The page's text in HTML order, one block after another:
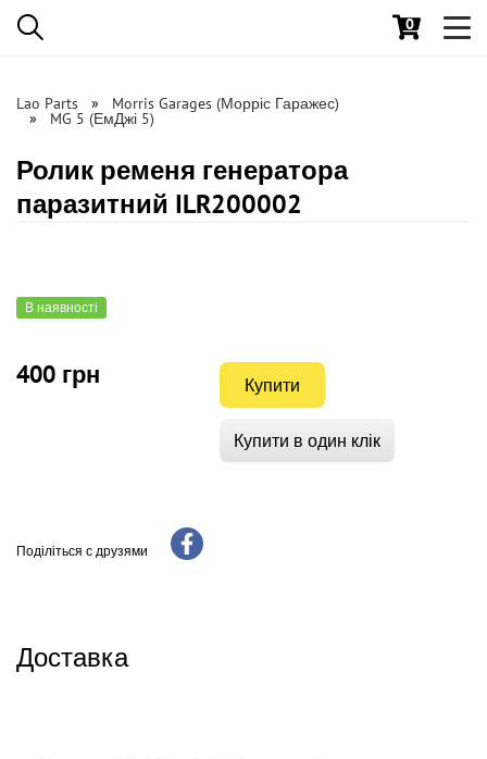
0
Lao Parts Morris Garages (Морріс Гаражес)
MG 5 (ЕмДжі 5)
Ролик ременя генератора
паразитний ILR200002
В наявності
400 грн Купити
Купити в один клік
Поділіться с друзями
Доставка